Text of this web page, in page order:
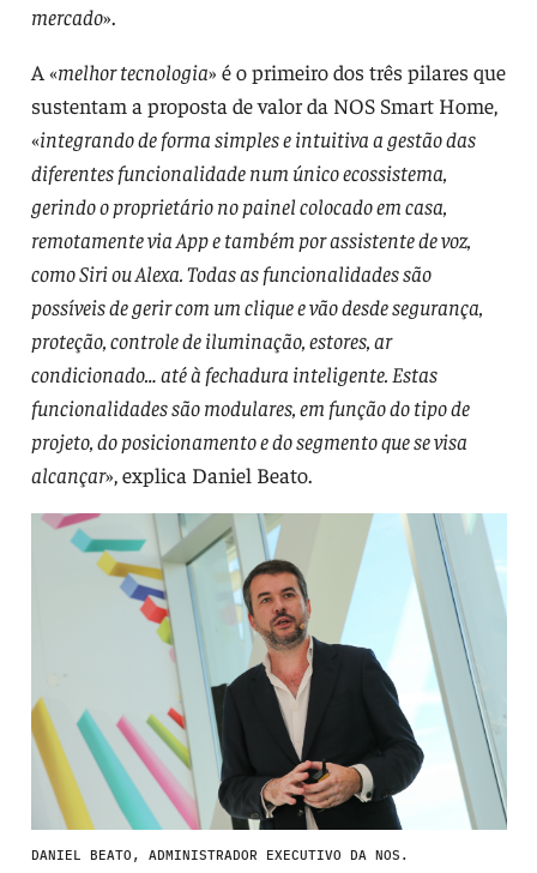
mercado».
A «melhor tecnologia» é o primeiro dos três pilares que
sustentam a proposta de valor da NOS Smart Home,
«integrando de forma simples e intuitiva a gestão das
diferentes funcionalidade num único ecossistema,
gerindo o proprietário no painel colocado em casa,
remotamente via App e também por assistente de voz,
como Siri ou Alexa. Todas as funcionalidades são
possíveis de gerir com um clique e vão desde segurança,
proteção, controle de iluminação, estores, ar
condicionado… até à fechadura inteligente. Estas
funcionalidades são modulares, em função do tipo de
projeto, do posicionamento e do segmento que se visa
alcançar», explica Daniel Beato.
DANIEL BEATO, ADMINISTRADOR EXECUTIVO DA NOS.